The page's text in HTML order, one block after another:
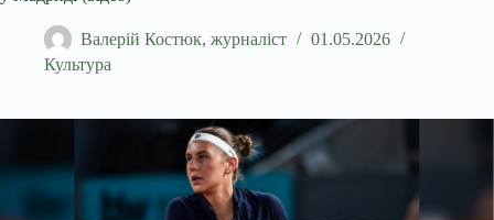
Валерій Костюк, журналіст
01.05.2026
Культура